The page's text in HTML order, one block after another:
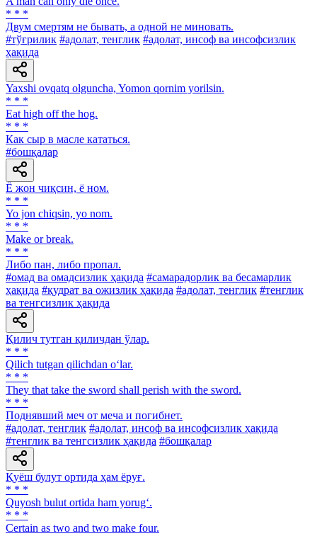
* * *
Двум смертям не бывать, а одной не миновать.
#тўғрилик #адолат, тенглик #адолат, инсоф ва инсофсизлик
ҳақида
Yaxshi ovqatq olguncha, Yomon qornim yorilsin.
* * *
Eat high off the hog.
* * *
Как сыр в масле кататься.
#бошқалар
Ё жон чиқсин, ё ном.
* * *
Yo jon chiqsin, yo nom.
* * *
Make or break.
* * *
Либо пан, либо пропал.
#омад ва омадсизлик ҳақида #самарадорлик ва бесамарлик
ҳақида #қудрат ва ожизлик ҳақида #адолат, тенглик #тенглик
ва тенгсизлик ҳақида
Қилич тутган қиличдан ўлар.
* * *
Qilich tutgan qilichdan o‘lar.
* * *
They that take the sword shall perish with the sword.
* * *
Поднявший меч от меча и погибнет.
#адолат, тенглик #адолат, инсоф ва инсофсизлик ҳақида
#тенглик ва тенгсизлик ҳақида #бошқалар
Қуёш булут ортида ҳам ёруғ.
* * *
Quyosh bulut ortida ham yorug‘.
* * *
Certain as two and two make four.